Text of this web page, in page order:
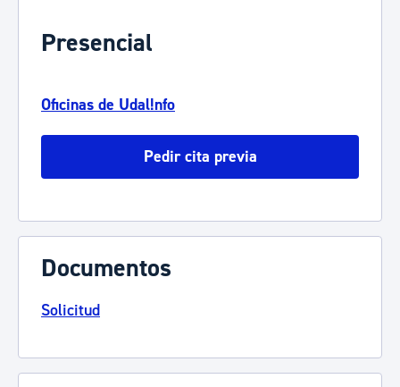
Presencial
Oficinas de Udal!nfo
Pedir cita previa
Documentos
Solicitud